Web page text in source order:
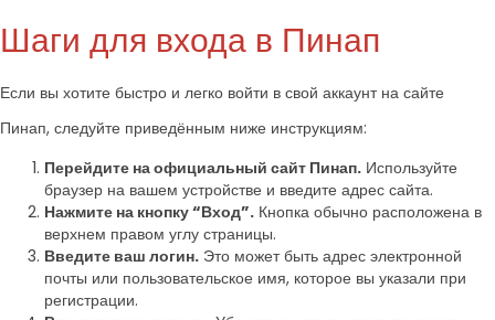
Шаги для входа в Пинап
Если вы хотите быстро и легко войти в свой аккаунт на сайте
Пинап, следуйте приведённым ниже инструкциям:
Перейдите на официальный сайт Пинап. Используйте
браузер на вашем устройстве и введите адрес сайта.
Нажмите на кнопку “Вход”. Кнопка обычно расположена в
верхнем правом углу страницы.
Введите ваш логин. Это может быть адрес электронной
почты или пользовательское имя, которое вы указали при
регистрации.